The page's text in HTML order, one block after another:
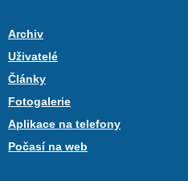
Archiv
Uživatelé
Články
Fotogalerie
Aplikace na telefony
Počasí na web